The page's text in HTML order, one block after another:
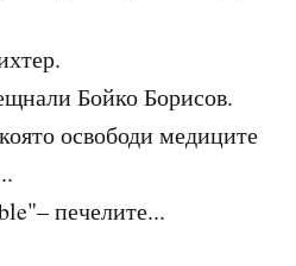
Бойко Борисов.
освободи медиците
печелите...